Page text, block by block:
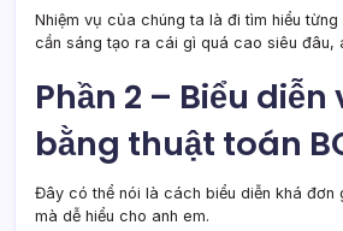
Nhiệm vụ của chúng ta là đi tìm hiểu
cần sáng tạo ra cái gì quá cao siêu đâu,
Phần 2 – Biểu diễn
bằng thuật toán
Đây có thể nói là cách biểu diễn khá đơn
mà dễ hiểu cho anh em.